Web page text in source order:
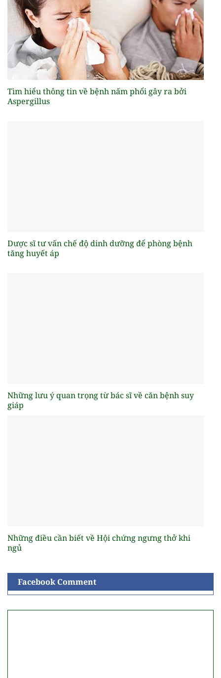
Tìm hiểu thông tin về bệnh nấm phổi gây ra bởi
Aspergillus
Dược sĩ tư vấn chế độ dinh dưỡng để phòng bệnh
tăng huyết áp
Những lưu ý quan trọng từ bác sĩ về căn bệnh suy
giáp
Những điều cần biết về Hội chứng ngưng thở khi
ngủ
Facebook Comment